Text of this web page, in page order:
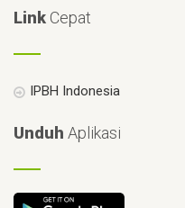
Link Cepat
IPBH Indonesia
Unduh Aplikasi